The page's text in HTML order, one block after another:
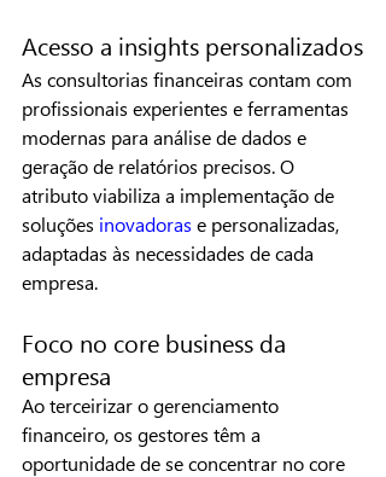
Acesso a insights personalizados
As consultorias financeiras contam com
profissionais experientes e ferramentas
modernas para análise de dados e
geração de relatórios precisos. O
atributo viabiliza a implementação de
soluções inovadoras e personalizadas,
adaptadas às necessidades de cada
empresa.
Foco no core business da
empresa
Ao terceirizar o gerenciamento
financeiro, os gestores têm a
oportunidade de se concentrar no core